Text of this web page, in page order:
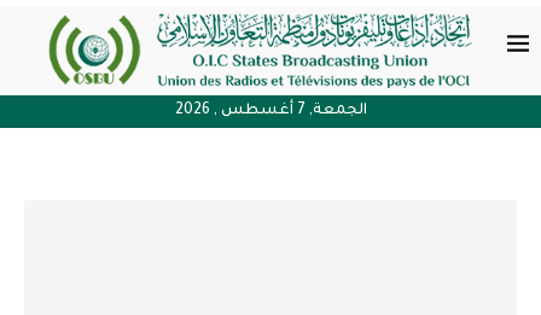
الجمعة, 7 أغسطس , 2026